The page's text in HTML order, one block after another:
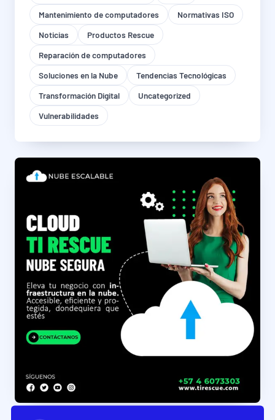
Mantenimiento de computadores
Normativas ISO
Noticias
Productos Rescue
Reparación de computadores
Soluciones en la Nube
Tendencias Tecnológicas
Transformación Digital
Uncategorized
Vulnerabilidades